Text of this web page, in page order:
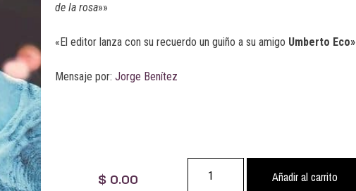
de la rosa»»
«El editor lanza con su recuerdo un guiño a su amigo Umberto Eco»
Mensaje por: Jorge Benítez
$0.00 Añadir al carrito